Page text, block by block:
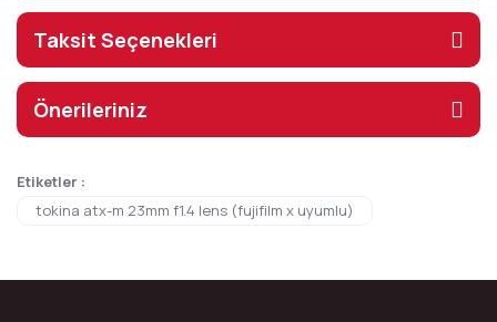
Taksit Seçenekleri
Önerileriniz
Etiketler :
tokina atx-m 23mm f1.4 lens (fujifilm x uyumlu)